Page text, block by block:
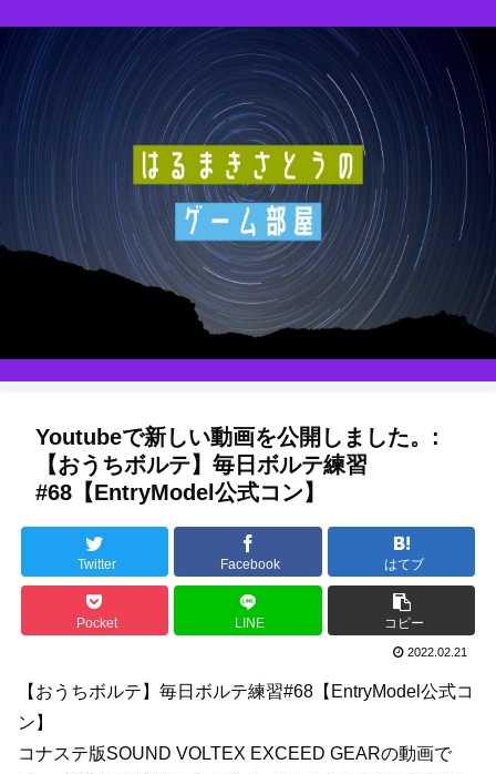
Youtubeで新しい動画を公開しました。:
【おうちボルテ】毎日ボルテ練習
#68【EntryModel公式コン】
Twitter Facebook はてブ
Pocket LINE コピー
2022.02.21
【おうちボルテ】毎日ボルテ練習#68【EntryModel公式コ
ン】
コナステ版SOUND VOLTEX EXCEED GEARの動画で